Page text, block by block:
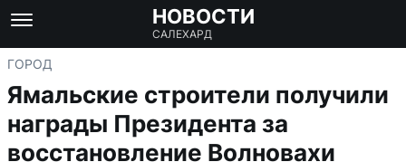
НОВОСТИ
САЛЕХАРД
ГОРОД
Ямальские строители получили
награды Президента за
восстановление Волновахи